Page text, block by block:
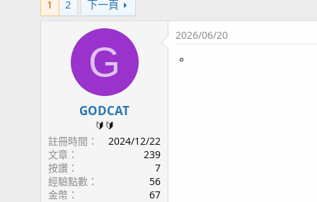
1 2 下一頁
G
GODCAT
🔰🔰
註冊時間
2024/12/22
文章
239
按讚
7
經驗點數
56
金幣
67
2026/06/20
。